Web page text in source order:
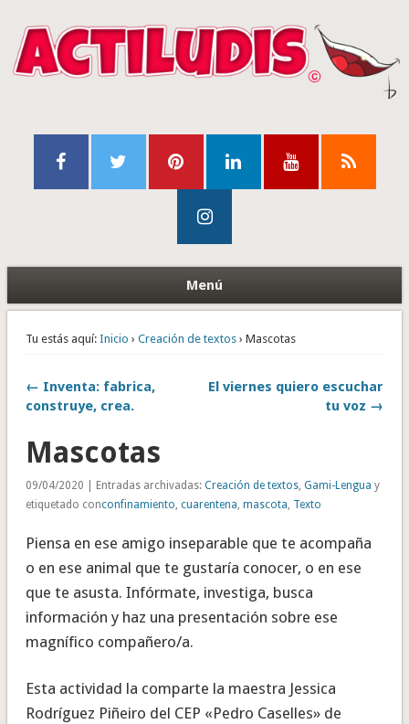
Menú
Tu estás aquí: Inicio › Creación de textos› Mascotas
← Inventa: fabrica,
construye, crea.
El viernes quiero escuchar
tu voz →
Mascotas
09/04/2020 | Entradas archivadas: Creación de textos, Gami-Lengua y
etiquetado conconfinamiento, cuarentena, mascota, Texto
Piensa en ese amigo inseparable que te acompaña
o en ese animal que te gustaría conocer, o en ese
que te asusta. Infórmate, investiga, busca
información y haz una presentación sobre ese
magnífico compañero/a.
Esta actividad la comparte la maestra Jessica
Rodríguez Piñeiro del CEP «Pedro Caselles» de